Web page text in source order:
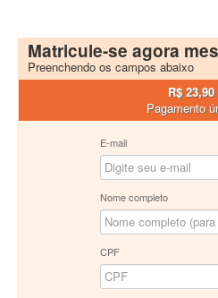
Matricule-se agora
Preenchendo os campos abaixo
R$ 23,90
Pagamento
E-mail
Nome completo
CPF